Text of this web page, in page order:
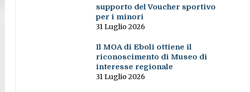
supporto del Voucher sportivo
per i minori
31 Luglio 2026
Il MOA di Eboli ottiene il
riconoscimento di Museo di
interesse regionale
31 Luglio 2026